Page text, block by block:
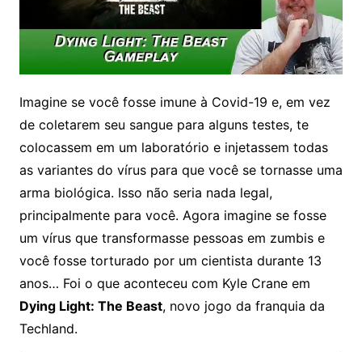
Imagine se você fosse imune à Covid-19 e, em vez
de coletarem seu sangue para alguns testes, te
colocassem em um laboratório e injetassem todas
as variantes do vírus para que você se tornasse uma
arma biológica. Isso não seria nada legal,
principalmente para você. Agora imagine se fosse
um vírus que transformasse pessoas em zumbis e
você fosse torturado por um cientista durante 13
anos… Foi o que aconteceu com Kyle Crane em
Dying Light: The Beast, novo jogo da franquia da
Techland.